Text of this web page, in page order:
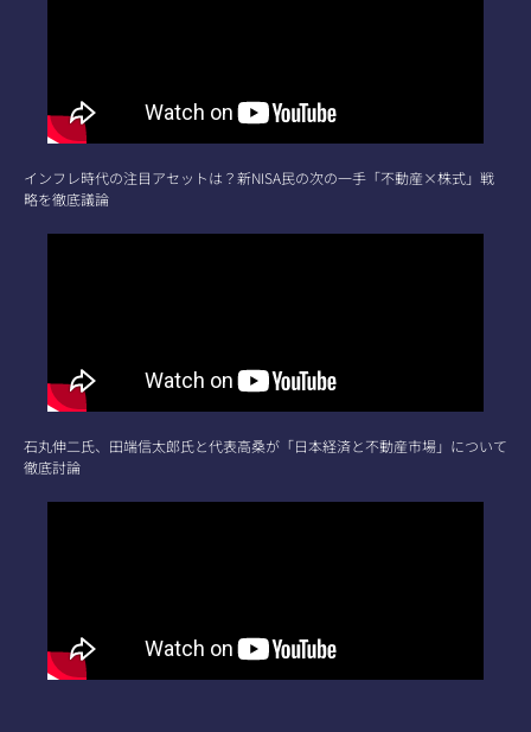
インフレ時代の注目アセットは？新NISA民の次の一手「不動産×株式」戦
略を徹底議論
石丸伸二氏、田端信太郎氏と代表高桑が「日本経済と不動産市場」について
徹底討論